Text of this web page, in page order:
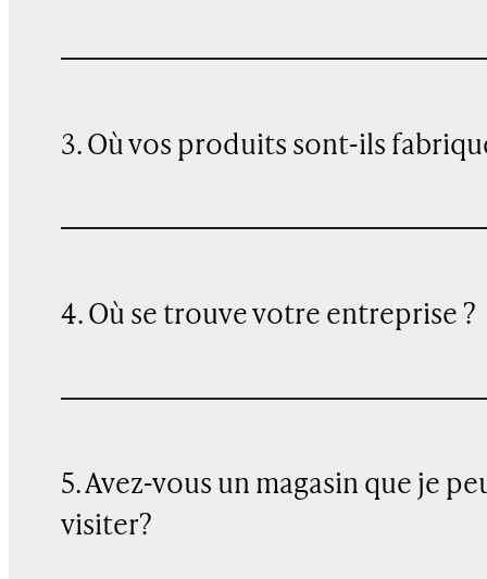
3. Où vos produits sont-ils
4. Où se trouve votre entreprise ?
5. Avez-vous un magasin que je
visiter?